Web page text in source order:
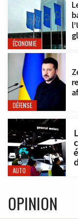
ÉCONOMIE
DÉFENSE
AUTO
OPINION